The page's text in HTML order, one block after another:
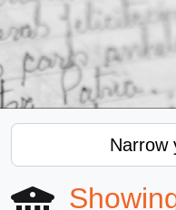
Narrow